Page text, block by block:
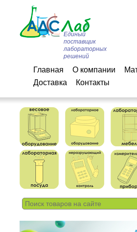
Единый
поставщик
лабораторных
решений
Главная О компании
Доставка
Контакты